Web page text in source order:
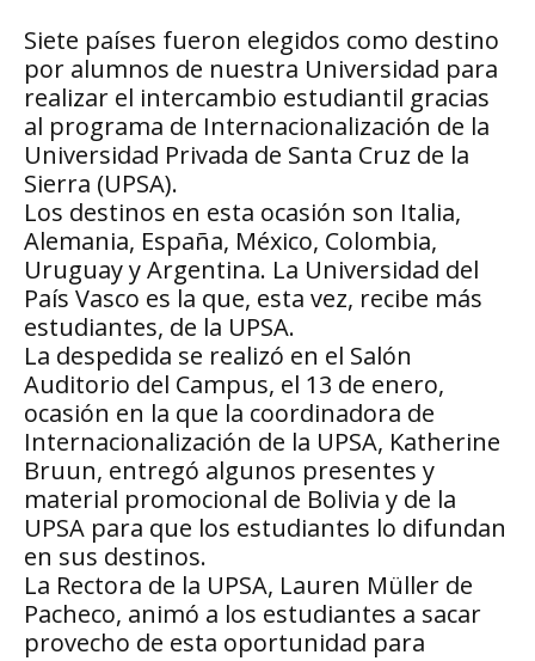
Siete países fueron elegidos como destino
por alumnos de nuestra Universidad para
realizar el intercambio estudiantil gracias
al programa de Internacionalización de la
Universidad Privada de Santa Cruz de la
Sierra (UPSA).
Los destinos en esta ocasión son Italia,
Alemania, España, México, Colombia,
Uruguay y Argentina. La Universidad del
País Vasco es la que, esta vez, recibe más
estudiantes, de la UPSA.
La despedida se realizó en el Salón
Auditorio del Campus, el 13 de enero,
ocasión en la que la coordinadora de
Internacionalización de la UPSA, Katherine
Bruun, entregó algunos presentes y
material promocional de Bolivia y de la
UPSA para que los estudiantes lo difundan
en sus destinos.
La Rectora de la UPSA, Lauren Müller de
Pacheco, animó a los estudiantes a sacar
provecho de esta oportunidad para